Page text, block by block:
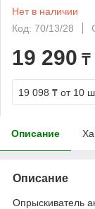
Нет в наличии
Код: 70/13/28
19 290 ₸
19 098 ₸ от 10
Описание
Описание
Опрыскиватель